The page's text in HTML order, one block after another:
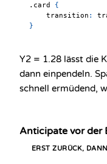
.card
{
transition :
}
Y2 = 1.28 lässt die
dann einpendeln.
schnell ermüdend,
Anticipate vor der
ERST ZURÜCK,